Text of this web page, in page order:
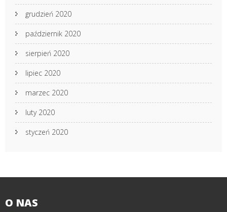
grudzień 2020
październik 2020
sierpień 2020
lipiec 2020
marzec 2020
luty 2020
styczeń 2020
O NAS